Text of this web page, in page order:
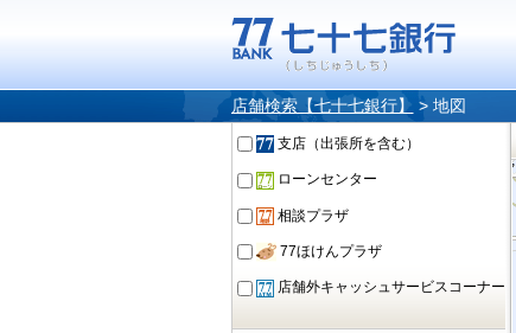
店舗検索【七十七銀行】 > 地図
支店（出張所を含む）
ローンセンター
相談プラザ
77ほけんプラザ
店舗外キャッシュサービスコーナー